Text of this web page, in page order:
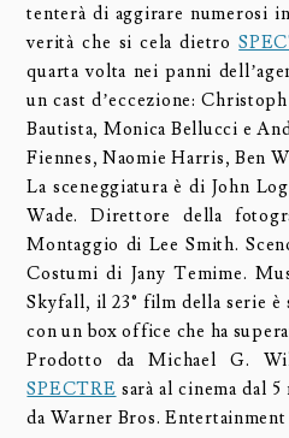
tenterà di aggirare numerosi
verità che si cela dietro
quarta volta nei panni
un cast d’eccezione:
Bautista, Monica Bellucci e
Fiennes, Naomie Harris, Ben
La sceneggiatura è di John
Wade. Direttore della
Montaggio di Lee Smith.
Costumi di Jany Temime.
Skyfall, il 23° film della serie è
con un box office che ha
Prodotto da Michael G.
SPECTRE sarà al cinema dal
da Warner Bros.